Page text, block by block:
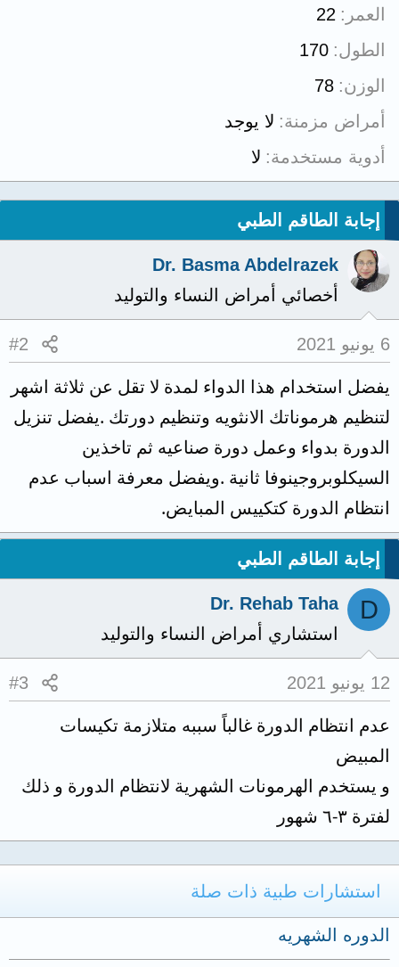
العمر
22
الطول 170
الوزن 78
أمراض مزمنة لا يوجد
أدوية مستخدمة لا
إجابة الطاقم الطبي
Dr. Basma Abdelrazek
أخصائي أمراض النساء والتوليد
6 يونيو 2021 #2
يفضل استخدام هذا الدواء لمدة لا تقل عن ثلاثة اشهر
لتنظيم هرموناتك الانثويه وتنظيم دورتك .يفضل تنزيل
الدورة بدواء وعمل دورة صناعيه ثم تاخذين
السيكلوبروجينوفا ثانية .ويفضل معرفة اسباب عدم
انتظام الدورة كتكييس المبايض.
إجابة الطاقم الطبي
D
Dr. Rehab Taha
استشاري أمراض النساء والتوليد
12 يونيو 2021 #3
عدم انتظام الدورة غالباً سببه متلازمة تكيسات
المبيض
و يستخدم الهرمونات الشهرية لانتظام الدورة و ذلك
لفترة ٣-٦ شهور
استشارات طبية ذات صلة
الدوره الشهريه